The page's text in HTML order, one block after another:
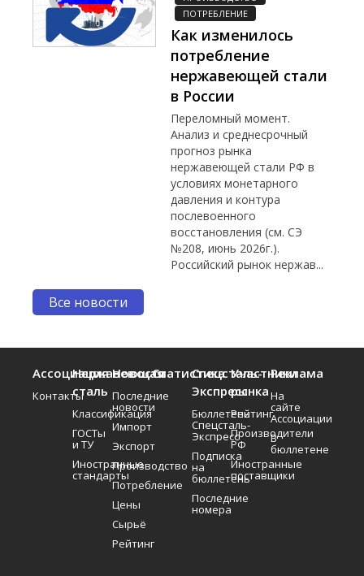
ПОТРЕБЛЕНИЕ
Как изменилось
потребление
нержавеющей стали
в России
Переломный момент.
Анализ и среднесрочный
прогноз рынка
нержавеющей стали РФ в
условиях монетарного
давления и контура
послевоенного
восстановления (см. СЭ
№208, июнь 2026г.).
Российский рынок нержав...
Все новости
Ассоциация
Контакты
Нержавеющая
сталь
Классификация
ГОСТы
и ТУ
Иностранные
стандарты
Новости
Последние
новости
Импорт
Экспорт
Производство
Потребление
Цены
Сырьё
Рейтинг
СтатистикаСпецсталь-
Экспресс
Бюллетень
Спецсталь-
Экспресс
Подписка
на
бюллетень
Последние
номера
Участники
рынка
Рейтинг
Производители
РФ
Иностранные
поставщики
Реклама
На
сайте
Ассоциации
В
бюллетене